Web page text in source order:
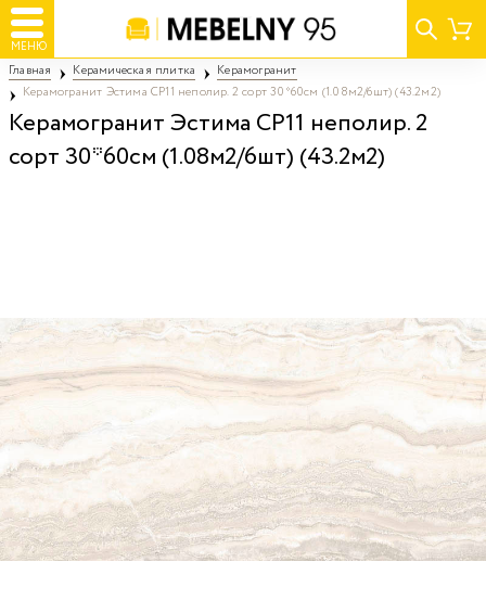
МЕНЮ
Главная Керамическая плитка
Керамогранит
Керамогранит Эстима CP11 неполир. 2 сорт 30*60см (1.08м2/6шт) (43.2м2)
Керамогранит Эстима CP11 неполир. 2
сорт 30*60см (1.08м2/6шт) (43.2м2)